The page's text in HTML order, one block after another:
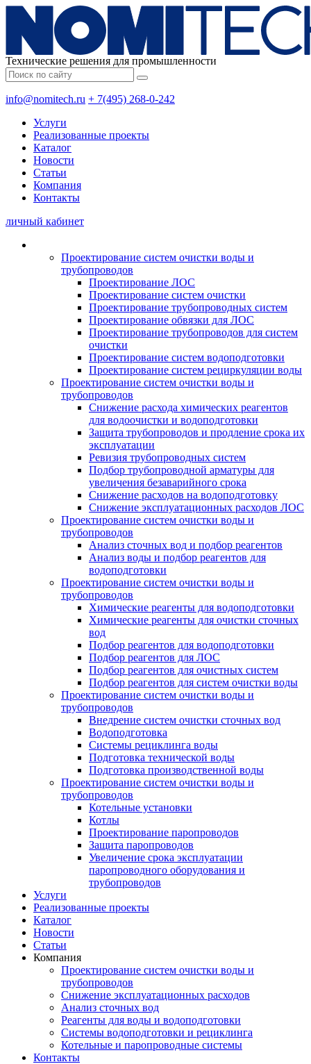
Технические решения для промышленности
info@nomitech.ru + 7(495) 268-0-242
Услуги
Реализованные проекты
Каталог
Новости
Статьи
Компания
Контакты
личный кабинет
Проектирование систем очистки воды и
трубопроводов
Проектирование ЛОС
Проектирование систем очистки
Проектирование трубопроводных систем
Проектирование обвязки для ЛОС
Проектирование трубопроводов для систем
очистки
Проектирование систем водоподготовки
Проектирование систем рециркуляции воды
Проектирование систем очистки воды и
трубопроводов
Снижение расхода химических реагентов
для водоочистки и водоподготовки
Защита трубопроводов и продление срока их
эксплуатации
Ревизия трубопроводных систем
Подбор трубопроводной арматуры для
увеличения безаварийного срока
Снижение расходов на водоподготовку
Снижение эксплуатационных расходов ЛОС
Проектирование систем очистки воды и
трубопроводов
Анализ сточных вод и подбор реагентов
Анализ воды и подбор реагентов для
водоподготовки
Проектирование систем очистки воды и
трубопроводов
Химические реагенты для водоподготовки
Химические реагенты для очистки сточных
вод
Подбор реагентов для водоподготовки
Подбор реагентов для ЛОС
Подбор реагентов для очистных систем
Подбор реагентов для систем очистки воды
Проектирование систем очистки воды и
трубопроводов
Внедрение систем очистки сточных вод
Водоподготовка
Системы рециклинга воды
Подготовка технической воды
Подготовка производственной воды
Проектирование систем очистки воды и
трубопроводов
Котельные установки
Котлы
Проектирование паропроводов
Защита паропроводов
Увеличение срока эксплуатации
паропроводного оборудования и
трубопроводов
Услуги
Реализованные проекты
Каталог
Новости
Статьи
Компания
Проектирование систем очистки воды и
трубопроводов
Снижение эксплуатационных расходов
Анализ сточных вод
Реагенты для воды и водоподготовки
Системы водоподготовки и рециклинга
Котельные и паропроводные системы
Контакты